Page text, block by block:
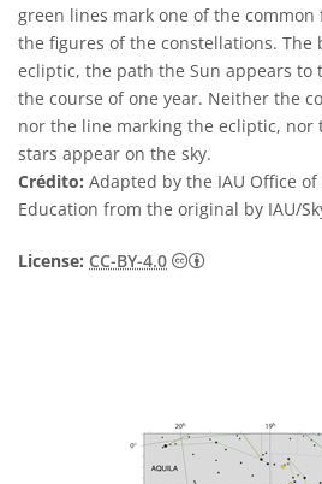
green lines mark one of the
the figures of the constellations. The
ecliptic, the path the Sun appears to
the course of one year. Neither the
nor the line marking the ecliptic, nor
stars appear on the sky.
Crédito: Adapted by the IAU Office
Education from the original by IAU/
License: CC-BY-4.0 Creative